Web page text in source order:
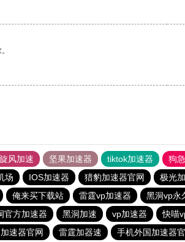
旋风加速 坚果加速器 tiktok加速器 狗
场 IOS加速器 猎豹加速器官网 极光
俺来买下载站 雷霆vp加速器 黑洞vp永
官方加速器 黑洞加速 vp加速器 快喵
速器官网 雷霆加器速 手机外国加速器